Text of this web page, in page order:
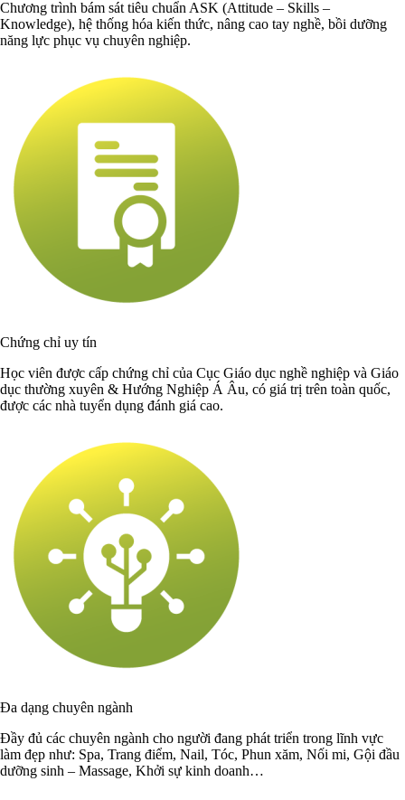
Chương trình bám sát tiêu chuẩn ASK (Attitude – Skills –
Knowledge), hệ thống hóa kiến thức, nâng cao tay nghề, bồi dưỡng
năng lực phục vụ chuyên nghiệp.
Chứng chỉ uy tín
Học viên được cấp chứng chỉ của Cục Giáo dục nghề nghiệp và Giáo
dục thường xuyên & Hướng Nghiệp Á Âu, có giá trị trên toàn quốc,
được các nhà tuyển dụng đánh giá cao.
Đa dạng chuyên ngành
Đầy đủ các chuyên ngành cho người đang phát triển trong lĩnh vực
làm đẹp như: Spa, Trang điểm, Nail, Tóc, Phun xăm, Nối mi, Gội đầu
dưỡng sinh – Massage, Khởi sự kinh doanh…